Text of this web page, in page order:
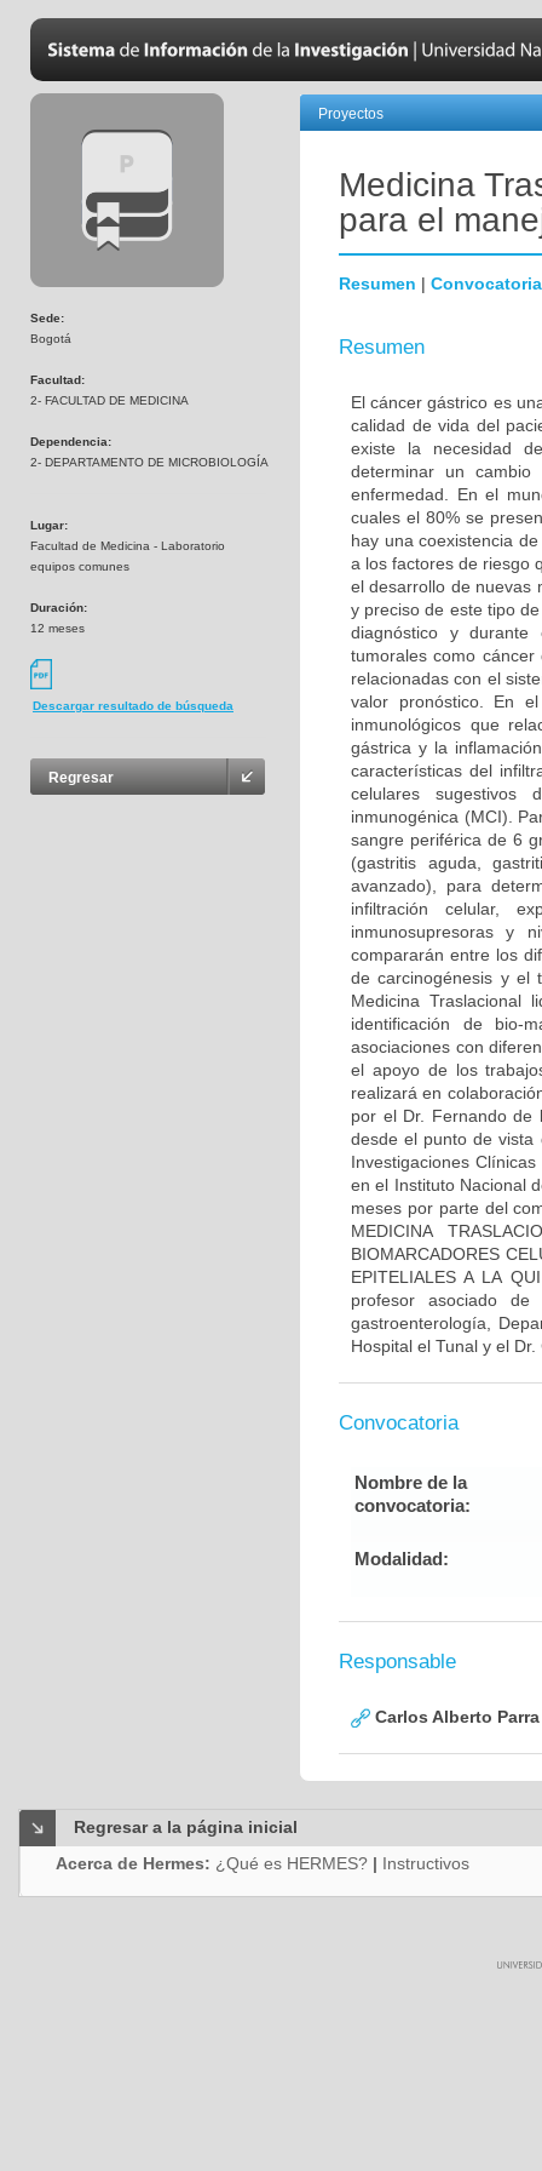
Sede:
Bogotá
Facultad:
2- FACULTAD DE MEDICINA
Dependencia:
2- DEPARTAMENTO DE MICROBIOLOGÍA
Lugar:
Facultad de Medicina - Laboratorio
equipos comunes
Duración:
12 meses
Descargar resultado de búsqueda
Regresar
Proyectos
Medicina
para el
Resumen | Convocatoria
Resumen
El cáncer gástrico es
calidad de vida del
existe la necesidad
determinar un
enfermedad. En el
cuales el 80% se
hay una coexistencia
a los factores de riesgo
el desarrollo de nuevas
y preciso de este tipo
diagnóstico y durante
tumorales como
relacionadas con el
valor pronóstico. En
inmunológicos que
gástrica y la
características del
celulares sugestivos
inmunogénica (MCI).
sangre periférica de 6
(gastritis aguda,
avanzado), para
infiltración celular,
inmunosupresoras y
compararán entre los
de carcinogénesis y el
Medicina Traslacional
identificación de bio-
asociaciones con
el apoyo de los
realizará en
por el Dr. Fernando de
desde el punto de vista
Investigaciones
en el Instituto Nacional
meses por parte del
MEDICINA
BIOMARCADORES
EPITELIALES A LA
profesor asociado
gastroenterología,
Hospital el Tunal y el
Convocatoria
Nombre de la
convocatoria:
Modalidad:
Responsable
Carlos Alberto
Regresar a la página inicial
Acerca de Hermes: ¿Qué es HERMES? | Instructivos